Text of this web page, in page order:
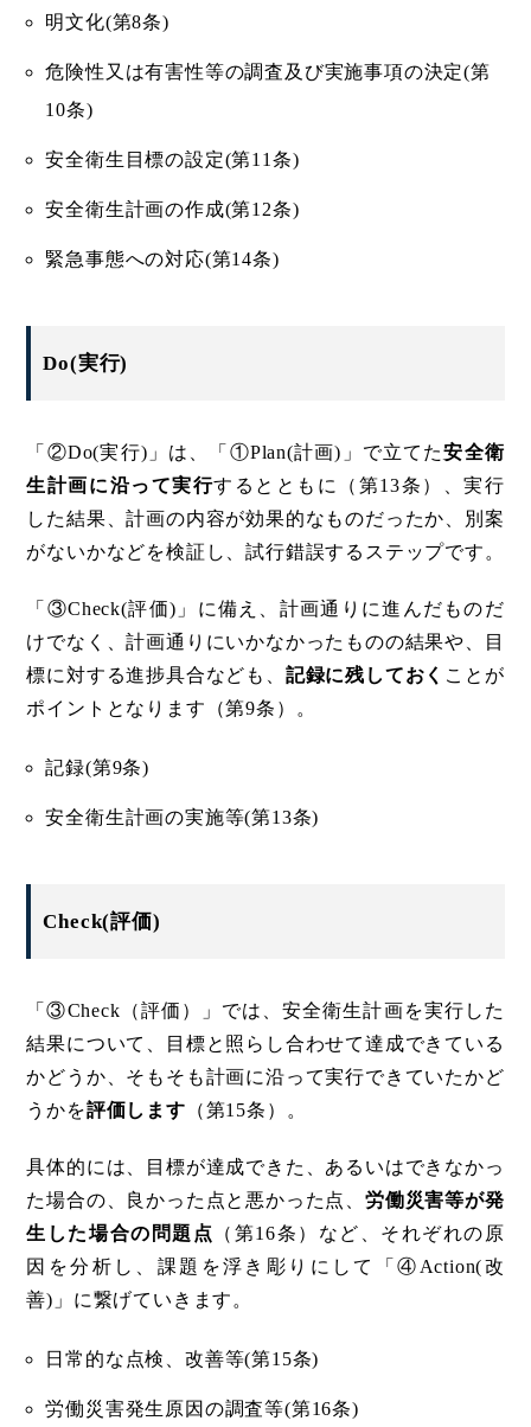
明文化(第8条)
危険性又は有害性等の調査及び実施事項の決定(第
10条)
安全衛生目標の設定(第11条)
安全衛生計画の作成(第12条)
緊急事態への対応(第14条)
Do(実行)
「②Do(実行)」は、「①Plan(計画)」で立てた安全衛
生計画に沿って実行するとともに（第13条）、実行
した結果、計画の内容が効果的なものだったか、別案
がないかなどを検証し、試行錯誤するステップです。
「③Check(評価)」に備え、計画通りに進んだものだ
けでなく、計画通りにいかなかったものの結果や、目
標に対する進捗具合なども、 記録に残しておく ことが
ポイントとなります（第9条）。
記録(第9条)
安全衛生計画の実施等(第13条)
Check(評価)
「③Check（評価）」では、安全衛生計画を実行した
結果について、目標と照らし合わせて達成できている
かどうか、そもそも計画に沿って実行できていたかど
うかを評価します （第15条）。
具体的には、目標が達成できた、あるいはできなかっ
た場合の、良かった点と悪かった点、 労働災害等が発
生した場合の問題点
（第16条）など、それぞれの原
因を分析し、課題を浮き彫りにして「④Action(改
善)」に繋げていきます。
日常的な点検、改善等(第15条)
労働災害発生原因の調査等(第16条)